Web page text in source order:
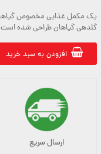
گلدهی گیاهان طراحی شده است
افزودن به سبد خرید
ارسال سریع